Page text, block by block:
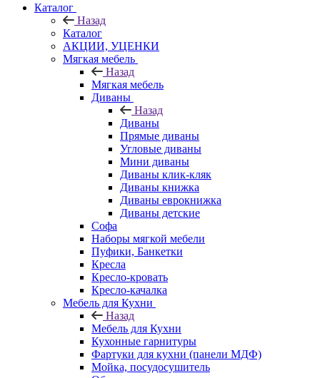
Каталог
Назад
Каталог
АКЦИИ, УЦЕНКИ
Мягкая мебель
Назад
Мягкая мебель
Диваны
Назад
Диваны
Прямые диваны
Угловые диваны
Мини диваны
Диваны клик-кляк
Диваны книжка
Диваны еврокнижка
Диваны детские
Софа
Наборы мягкой мебели
Пуфики, Банкетки
Кресла
Кресло-кровать
Кресло-качалка
Мебель для Кухни
Назад
Мебель для Кухни
Кухонные гарнитуры
Фартуки для кухни (панели МДФ)
Мойка, посудосушитель